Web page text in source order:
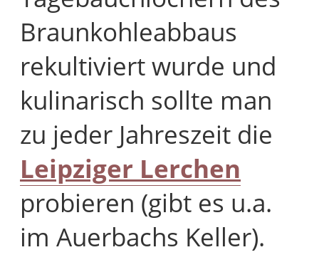
Braunkohleabbaus
rekultiviert wurde und
kulinarisch sollte man
zu jeder Jahreszeit die
Leipziger Lerchen
probieren (gibt es u.a.
im Auerbachs Keller).